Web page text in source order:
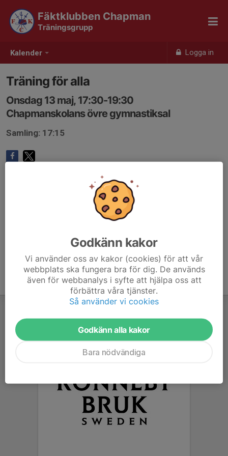
Kalender Logga in
Fäktklubben Chapman
Träningsgrupp
Träning för alla
Onsdag 13 maj, 17:30-19:30
Chapmanskolans övre gymnastiksal
Samling: 17:15
Godkänn kakor
Vi använder oss av kakor (cookies) för att vår
webbplats ska fungera bra för dig. De används
även för webbanalys i syfte att hjälpa oss att
förbättra våra tjänster.
Så använder vi cookies
Godkänn alla kakor
Bara nödvändiga